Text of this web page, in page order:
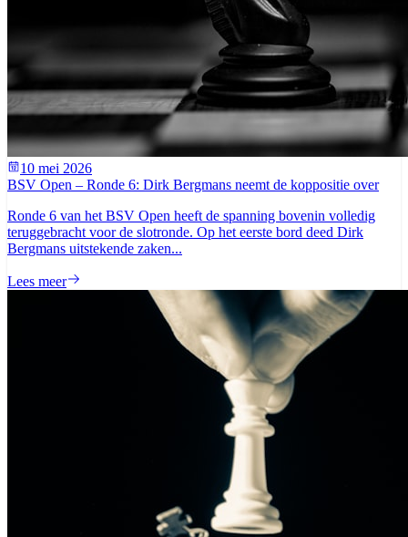
10 mei 2026
BSV Open – Ronde 6: Dirk Bergmans neemt de koppositie over
Ronde 6 van het BSV Open heeft de spanning bovenin volledig
teruggebracht voor de slotronde. Op het eerste bord deed Dirk
Bergmans uitstekende zaken...
Lees meer